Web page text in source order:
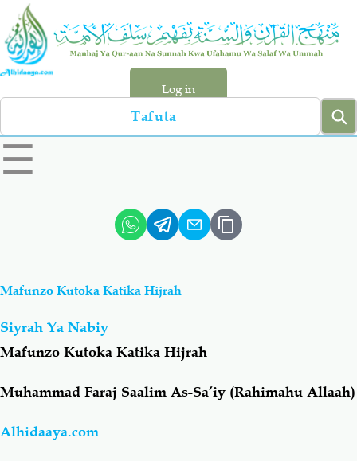
Skip
main
content
Log in
Search
left
sidebar
☰
Hadiyth
Shirki & Kufru Bid-'ah (Uzushi)
Salaf Wa Ummah Firaq-Makundi
Fiqh-Ibaadah
Mafunzo Kutoka Katika Hijrah
Siyrah Ya Nabiy
Mafunzo Kutoka Katika Hijrah
Muhammad Faraj Saalim As-Sa’iy (Rahimahu Allaah)
Alhidaaya.com